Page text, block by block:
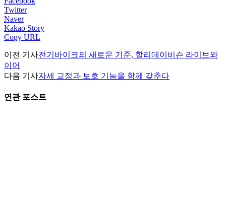
Twitter
Naver
Kakao Story
Copy URL
이전 기사전기바이크의 새로운 기준, 할리데이비슨 라이브와
이어
다음 기사자세 교정과 보호 기능을 함께 갖추다
연관 포스트